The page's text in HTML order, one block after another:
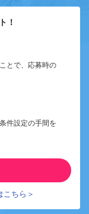
！
とで、応募時の
件設定の手間を
こちら＞